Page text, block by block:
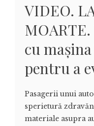
VIDEO.
cu
pentru a
Pasagerii unui
sperietură
materiale asupra